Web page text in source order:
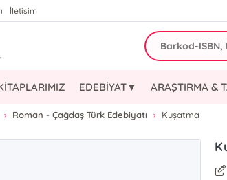
İletişim
EDEBİYAT▼ ARAŞTIRMA &
Roman - Çağdaş Türk Edebiyatı Kuşatma